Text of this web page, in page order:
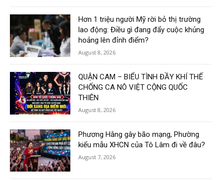
Hơn 1 triệu người Mỹ rời bỏ thị trường
lao động: Điều gì đang đẩy cuộc khủng
hoảng lên đỉnh điểm?
August 8, 2026
QUẬN CAM – BIỂU TÌNH ĐẦY KHÍ THẾ
CHỐNG CA NÔ VIỆT CỘNG QUỐC
THIÊN
August 8, 2026
Phương Hằng gây bão mạng, Phường
kiểu mẫu XHCN của Tô Lâm đi về đâu?
August 7, 2026